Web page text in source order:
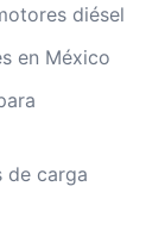
diésel
en México
de carga